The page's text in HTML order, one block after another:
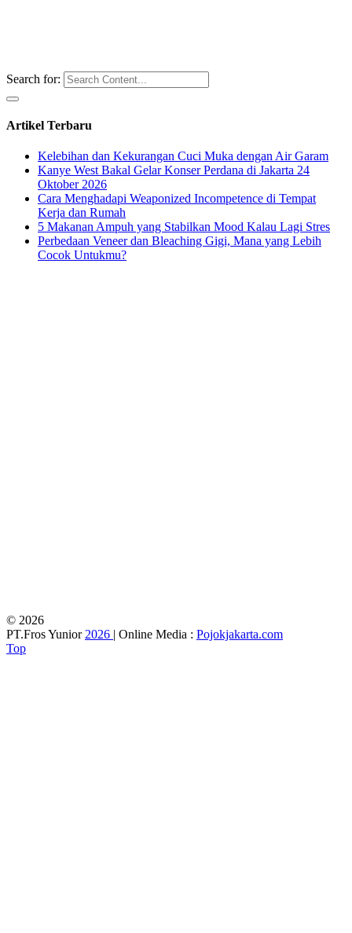
Search for:
Artikel Terbaru
Kelebihan dan Kekurangan Cuci Muka dengan Air Garam
Kanye West Bakal Gelar Konser Perdana di Jakarta 24
Oktober 2026
Cara Menghadapi Weaponized Incompetence di Tempat
Kerja dan Rumah
5 Makanan Ampuh yang Stabilkan Mood Kalau Lagi Stres
Perbedaan Veneer dan Bleaching Gigi, Mana yang Lebih
Cocok Untukmu?
© 2026
PT.Fros Yunior2026 | Online Media : Pojokjakarta.com
Top